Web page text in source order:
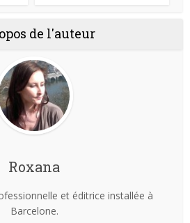
de l'auteur
Roxana
et éditrice installée à
Barcelone.